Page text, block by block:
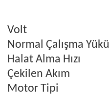
Volt
Normal Çalışma Yükü
Halat Alma Hızı
Çekilen Akım
Motor Tipi